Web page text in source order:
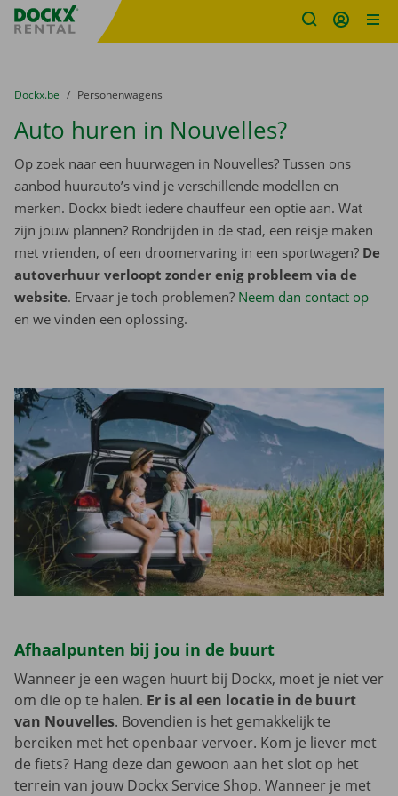
Fratello DEMO
U bevindt zich hier:
van
Dockx.be naar
Personenwagens
Auto huren in Nouvelles?
Op zoek naar een huurwagen in Nouvelles? Tussen ons
aanbod huurauto’s vind je verschillende modellen en
merken. Dockx biedt iedere chauffeur een optie aan. Wat
zijn jouw plannen? Rondrijden in de stad, een reisje maken
met vrienden, of een droomervaring in een sportwagen? De
autoverhuur verloopt zonder enig probleem via de
website. Ervaar je toch problemen? Neem dan contact op
en we vinden een oplossing.
Afhaalpunten bij jou in de buurt
Wanneer je een wagen huurt bij Dockx, moet je niet ver
om die op te halen. Er is al een locatie in de buurt
van Nouvelles. Bovendien is het gemakkelijk te
bereiken met het openbaar vervoer. Kom je liever met
de fiets? Hang deze dan gewoon aan het slot op het
terrein van jouw Dockx Service Shop. Wanneer je met